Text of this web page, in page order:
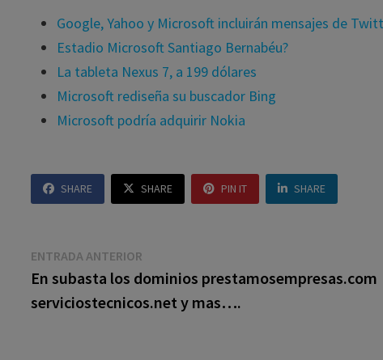
Google, Yahoo y Microsoft incluirán mensajes de
Estadio Microsoft Santiago Bernabéu?
La tableta Nexus 7, a 199 dólares
Microsoft rediseña su buscador Bing
Microsoft podría adquirir Nokia
SHARE SHARE PIN IT SHARE
Navegación
de
ENTRADA ANTERIOR
anterior:
En subasta los dominios prestamosempresas.com
serviciostecnicos.net y mas….